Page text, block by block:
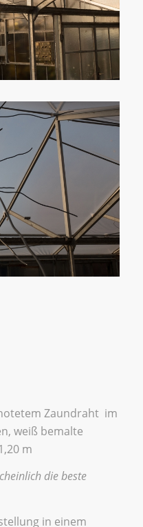
Zaundraht im
weiß bemalte
m
die beste
in einem